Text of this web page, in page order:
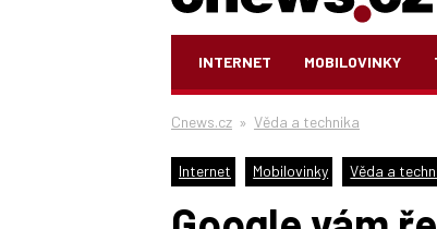
INTERNET MOBILOVINKY
Cnews.cz » Věda a technika
Internet Mobilovinky Věda a